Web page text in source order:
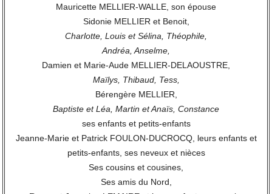
Mauricette MELLIER-WALLE, son épouse
Sidonie MELLIER et Benoit,
Charlotte, Louis et Sélina, Théophile,
Andréa, Anselme,
Damien et Marie-Aude MELLIER-DELAOUSTRE,
Maïlys, Thibaud, Tess,
Bérengère MELLIER,
Baptiste et Léa, Martin et Anaïs, Constance
ses enfants et petits-enfants
Jeanne-Marie et Patrick FOULON-DUCROCQ, leurs enfants et
petits-enfants, ses neveux et nièces
Ses cousins et cousines,
Ses amis du Nord,